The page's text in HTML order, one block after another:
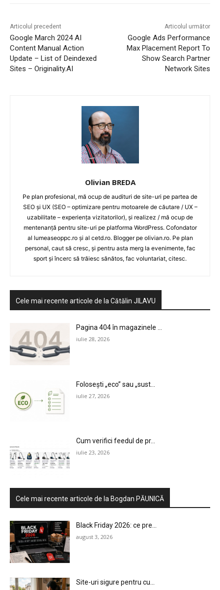
Articolul precedent
Google March 2024 AI
Content Manual Action
Update – List of Deindexed
Sites – Originality.AI
Articolul următor
Google Ads Performance
Max Placement Report To
Show Search Partner
Network Sites
Olivian BREDA
Pe plan profesional, mă ocup de audituri de site-uri pe partea de
SEO și UX (SEO – optimizare pentru motoarele de căutare / UX –
uzabilitate – experiența vizitatorilor), și realizez / mă ocup de
mentenanță pentru site-uri pe platforma WordPress. Cofondator
al lumeaseoppc.ro și al cetd.ro. Blogger pe olivian.ro. Pe plan
personal, caut să cresc, și pentru asta merg la evenimente, fac
sport și încerc să trăiesc sănătos, fac voluntariat, citesc.
Cele mai recente articole de la Cătălin JILAVU
Pagina 404 în magazinele ...
iulie 28, 2026
Folosești „eco” sau „sust...
iulie 27, 2026
Cum verifici feedul de pr...
iulie 23, 2026
Cele mai recente articole de la Bogdan PĂUNICĂ
Black Friday 2026: ce pre...
august 3, 2026
Site-uri sigure pentru cu...